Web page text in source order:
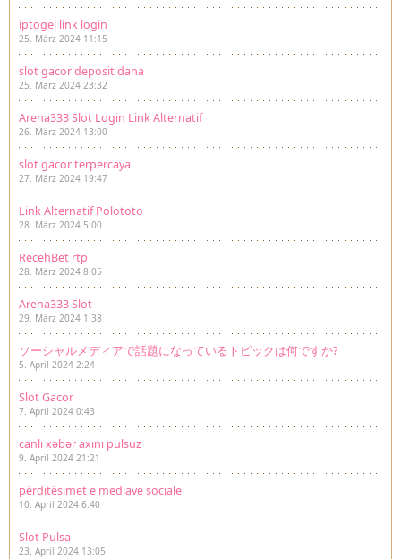
iptogel link login
25. März 2024 11:15
slot gacor deposit dana
25. März 2024 23:32
Arena333 Slot Login Link Alternatif
26. März 2024 13:00
slot gacor terpercaya
27. März 2024 19:47
Link Alternatif Polototo
28. März 2024 5:00
RecehBet rtp
28. März 2024 8:05
Arena333 Slot
29. März 2024 1:38
ソーシャルメディアで話題になっているトピックは何ですか?
5. April 2024 2:24
Slot Gacor
7. April 2024 0:43
canlı xəbər axını pulsuz
9. April 2024 21:21
përditësimet e mediave sociale
10. April 2024 6:40
Slot Pulsa
23. April 2024 13:05